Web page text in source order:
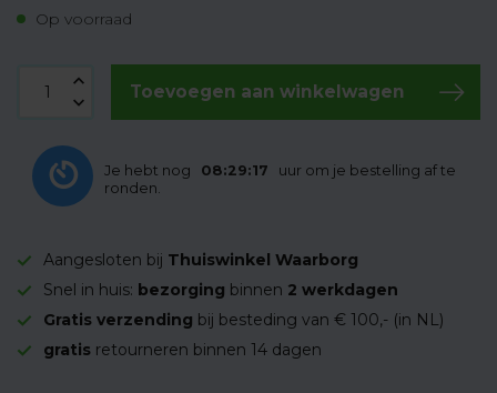
Op voorraad
Toevoegen aan winkelwagen
Je hebt nog 08:29:16
uur om je bestelling af te
ronden.
Aangesloten bij Thuiswinkel Waarborg
Snel in huis: bezorging binnen 2 werkdagen
Gratis verzending bij besteding van € 100,- (in NL)
gratis retourneren binnen 14 dagen